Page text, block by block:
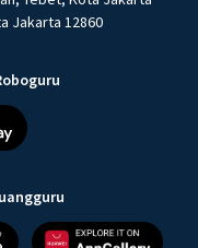
Jakarta 12860